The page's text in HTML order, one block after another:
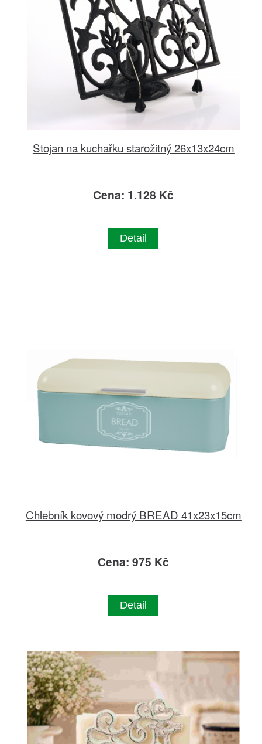
Stojan na kuchařku starožitný 26x13x24cm
Cena: 1.128 Kč
Detail
Chlebník kovový modrý BREAD 41x23x15cm
Cena: 975 Kč
Detail